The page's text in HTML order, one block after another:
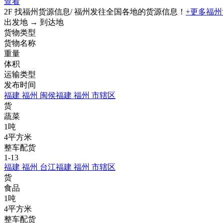
2F 找福州货源信息/ 福州发往全国各地的货源信息！ +更多福
出发地 → 到达地
货物类型
货物名称
重量
体积
运输类型
发布时间
福建 福州 闽侯福建 福州 市辖区
货
蔬菜
1吨
4平方米
整车配货
1-13
福建 福州 台江福建 福州 市辖区
货
食品
1吨
4平方米
整车配货